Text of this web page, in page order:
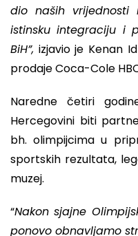
dio naših vrijednosti
istinsku integraciju i
BiH”, izjavio je Kenan
prodaje Coca-Cole
Naredne četiri
Hercegovini biti
bh. olimpijcima u
sportskih rezultata,
muzej.
“Nakon sjajne
ponovo obnavljamo